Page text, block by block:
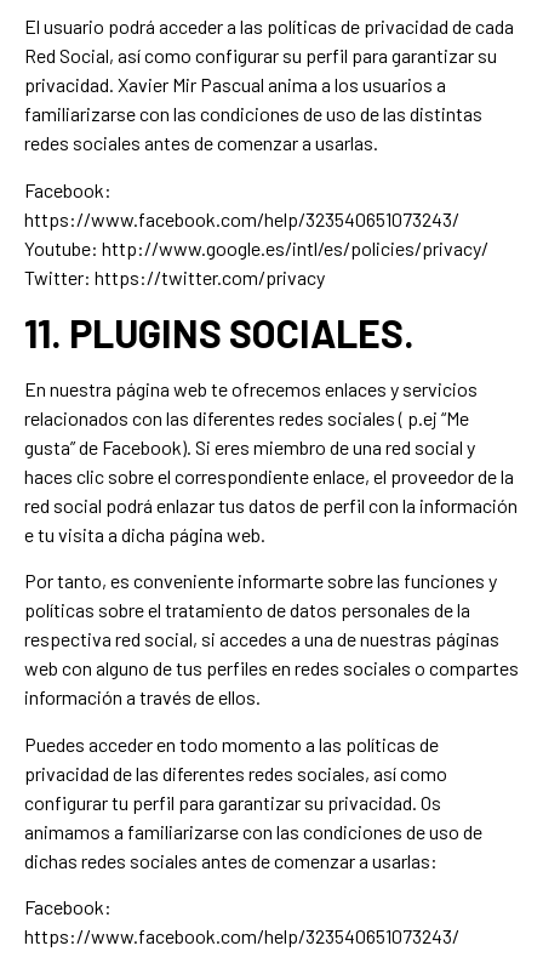
El usuario podrá acceder a las políticas de privacidad de cada
Red Social, así como configurar su perfil para garantizar su
privacidad. Xavier Mir Pascual anima a los usuarios a
familiarizarse con las condiciones de uso de las distintas
redes sociales antes de comenzar a usarlas.
Facebook:
https://www.facebook.com/help/323540651073243/
Youtube: http://www.google.es/intl/es/policies/privacy/
Twitter: https://twitter.com/privacy
11. PLUGINS SOCIALES.
En nuestra página web te ofrecemos enlaces y servicios
relacionados con las diferentes redes sociales ( p.ej “Me
gusta” de Facebook). Si eres miembro de una red social y
haces clic sobre el correspondiente enlace, el proveedor de la
red social podrá enlazar tus datos de perfil con la información
e tu visita a dicha página web.
Por tanto, es conveniente informarte sobre las funciones y
políticas sobre el tratamiento de datos personales de la
respectiva red social, si accedes a una de nuestras páginas
web con alguno de tus perfiles en redes sociales o compartes
información a través de ellos.
Puedes acceder en todo momento a las políticas de
privacidad de las diferentes redes sociales, así como
configurar tu perfil para garantizar su privacidad. Os
animamos a familiarizarse con las condiciones de uso de
dichas redes sociales antes de comenzar a usarlas:
Facebook:
https://www.facebook.com/help/323540651073243/